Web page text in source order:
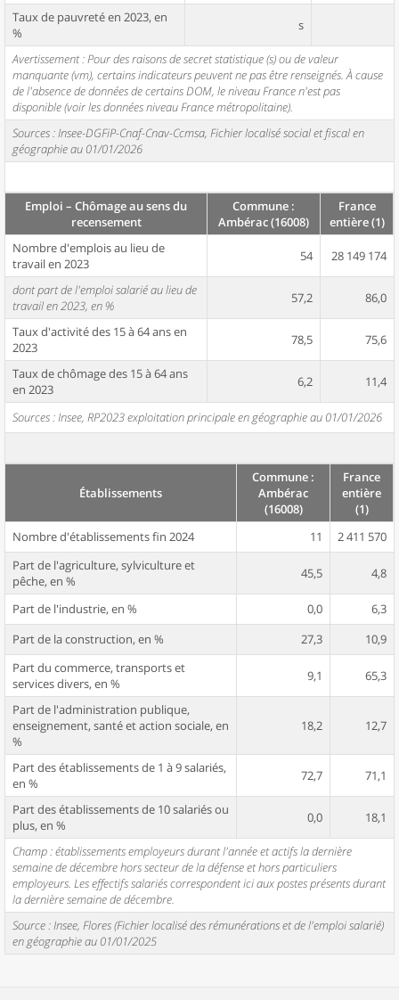
Taux de pauvreté en 2023, en
%
s
Avertissement : Pour des raisons de secret statistique (s) ou de valeur
manquante (vm), certains indicateurs peuvent ne pas être renseignés. À cause
de l'absence de données de certains DOM, le niveau France n'est pas
disponible (voir les données niveau France métropolitaine).
Sources : Insee-DGFiP-Cnaf-Cnav-Ccmsa, Fichier localisé social et fiscal en
géographie au 01/01/2026
Emploi – Chômage au sens du
recensement
Commune :
Ambérac (16008)
France
entière (1)
Nombre d'emplois au lieu de
travail en 2023
54 28 149 174
dont part de l'emploi salarié au lieu de
travail en 2023, en %
57,2 86,0
Taux d'activité des 15 à 64 ans en
2023
78,5 75,6
Taux de chômage des 15 à 64 ans
en 2023
6,2 11,4
Sources : Insee, RP2023 exploitation principale en géographie au 01/01/2026
Établissements
Commune :
Ambérac
(16008)
France
entière
(1)
Nombre d'établissements fin 2024
11
2 411 570
Part de l'agriculture, sylviculture et
pêche, en %
45,5 4,8
Part de l'industrie, en % 0,0
6,3
Part de la construction, en %
27,3
10,9
Part du commerce, transports et
services divers, en %
9,1 65,3
Part de l'administration publique,
enseignement, santé et action sociale, en
%
18,2 12,7
Part des établissements de 1 à 9 salariés,
en %
72,7 71,1
Part des établissements de 10 salariés ou
plus, en %
0,0 18,1
Champ : établissements employeurs durant l'année et actifs la dernière
semaine de décembre hors secteur de la défense et hors particuliers
employeurs. Les effectifs salariés correspondent ici aux postes présents durant
la dernière semaine de décembre.
Source : Insee, Flores (Fichier localisé des rémunérations et de l'emploi salarié)
en géographie au 01/01/2025